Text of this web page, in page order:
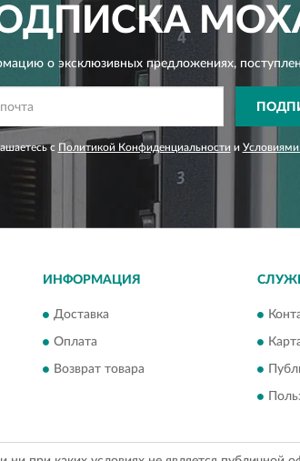
о эксклюзивных предложениях,
с Политикой Конфиденциальности и Условиями
ИНФОРМАЦИЯ
Доставка
Оплата
Возврат товара